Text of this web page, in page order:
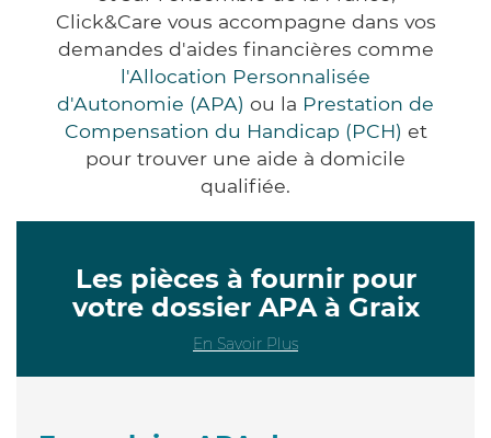
Click&Care vous accompagne dans vos
demandes d'aides financières comme
l'Allocation Personnalisée
d'Autonomie (APA) ou la Prestation de
Compensation du Handicap (PCH) et
pour trouver une aide à domicile
qualifiée.
Les pièces à fournir pour
votre dossier APA à Graix
En Savoir Plus